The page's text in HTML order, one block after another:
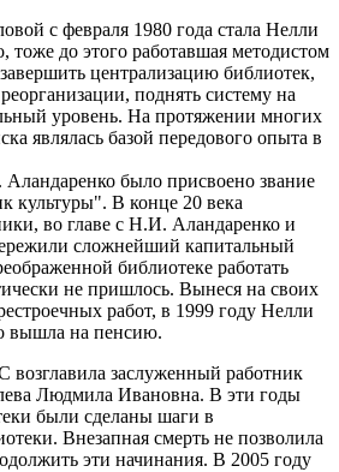
с февраля 1980 года стала Нелли
тоже до этого работавшая методистом
централизацию библиотек,
поднять систему на
уровень. На протяжении многих
являлась базой передового опыта в
было присвоено звание
культуры". В конце 20 века
во главе с Н.И. Аландаренко и
сложнейший капитальный
библиотеке работать
не пришлось. Вынеся на своих
работ, в 1999 году Нелли
вышла на пенсию.
возглавила заслуженный работник
Людмила Ивановна. В эти годы
были сделаны шаги в
Внезапная смерть не позволила
эти начинания. В 2005 году